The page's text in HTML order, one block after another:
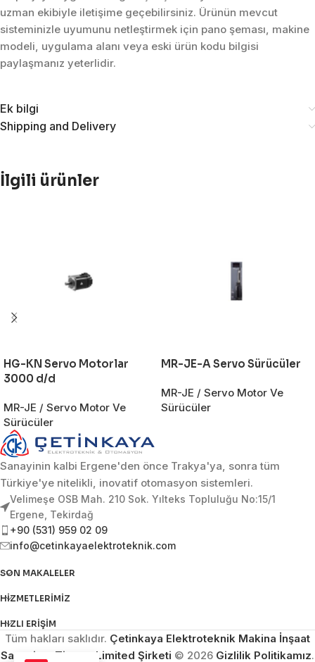
uzman ekibiyle iletişime geçebilirsiniz. Ürünün mevcut
sisteminizle uyumunu netleştirmek için pano şeması, makine
modeli, uygulama alanı veya eski ürün kodu bilgisi
paylaşmanız yeterlidir.
Ek bilgi
Shipping and Delivery
İlgili ürünler
HG-KN Servo Motorlar
3000 d/d
MR-JE / Servo Motor Ve
Sürücüler
MR-JE-A Servo Sürücüler
MR-JE / Servo Motor Ve
Sürücüler
Sanayinin kalbi Ergene'den önce Trakya'ya, sonra tüm
Türkiye'ye nitelikli, inovatif otomasyon sistemleri.
Velimeşe OSB Mah. 210 Sok. Yılteks Topluluğu No:15/1
Ergene, Tekirdağ
+90 (531) 959 02 09
info@cetinkayaelektroteknik.com
SON MAKALELER
HIZMETLERIMIZ
HIZLI ERIŞIM
Tüm hakları saklıdır. Çetinkaya Elektroteknik Makina İnşaat
Sanayi ve Ticaret Limited Şirketi © 2026 Gizlilik Politikamız.